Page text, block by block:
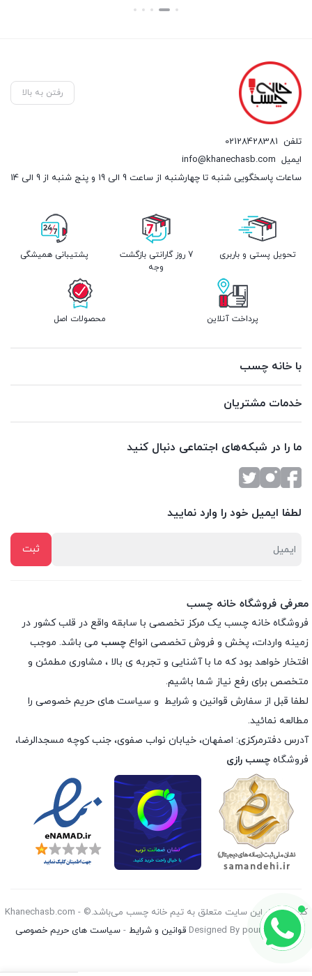
رفتن به بالا
تلفن 02128428381
ایمیل info@khanechasb.com
ساعات پاسخگویی شنبه تا چهارشنبه از ساعت 9 الی 19 و پنج شنبه از 9 الی 14
تحویل پستی و باربری
7 روز گارانتی بازگشت
وجه
پشتیبانی همیشگی
پرداخت آنلاین محصولات اصل
با خانه چسب
خدمات مشتریان
ما را در شبکه‌های اجتماعی دنبال کنید
لطفا ایمیل خود را وارد نمایید
معرفی فروشگاه خانه چسب
فروشگاه خانه چسب یک مرکز تخصصی با سابقه واقع در قلب کشور در
زمینه واردات، پخش و فروش تخصصی انواع چسب می باشد. موجب
افتخار خواهد بود که ما با آشنایی و تجربه ی بالا ، مشاوری مطمئن و
متخصص برای رفع نیاز شما باشیم.
لطفا قبل از سفارش قوانین و شرایط و سیاست های حریم خصوصی را
مطالعه نمائید.
آدرس دفترمرکزی: اصفهان، خیابان نواب صفوی، جنب کوچه مسجدالرضا،
فروشگاه چسب رازی
کليه حقوق اين سايت متعلق به تیم خانه چسب می‌باشد.© Khanechasb.com -
Designed By pouryan 2026 قوانین و شرایط - سیاست های حریم خصوصی